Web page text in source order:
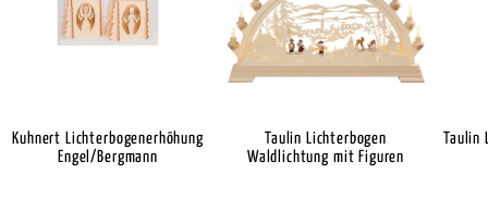
Kuhnert Lichterbogenerhöhung
Engel/Bergmann
Taulin Lichterbogen
Waldlichtung mit Figuren